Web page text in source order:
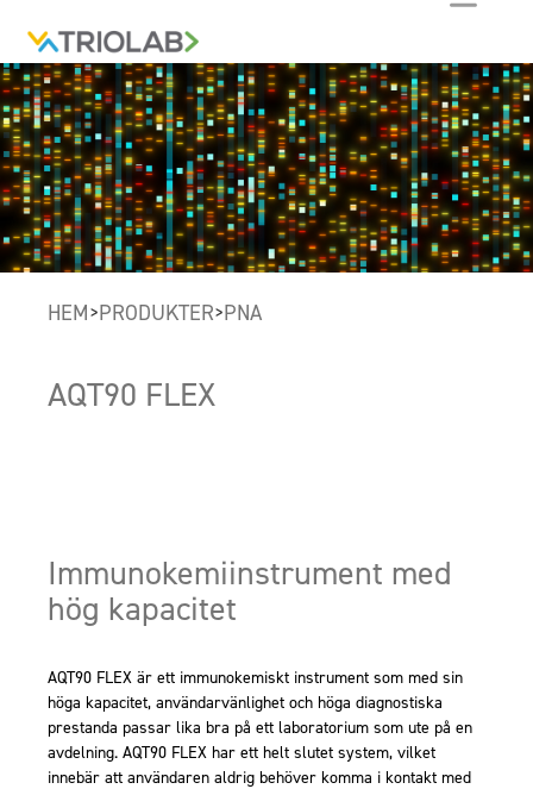
HEM>PRODUKTER>PNA
AQT90 FLEX
Immunokemiinstrument med
hög kapacitet
AQT90 FLEX är ett immunokemiskt instrument som med sin
höga kapacitet, användarvänlighet och höga diagnostiska
prestanda passar lika bra på ett laboratorium som ute på en
avdelning. AQT90 FLEX har ett helt slutet system, vilket
innebär att användaren aldrig behöver komma i kontakt med